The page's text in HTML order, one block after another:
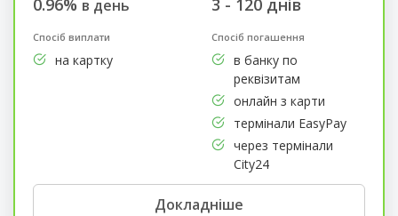
0.96% в день 3 - 120 днів
Спосіб виплати
на картку
Спосіб погашення
в банку по
реквізитам
онлайн з карти
термінали EasyPay
через термінали
City24
Докладніше